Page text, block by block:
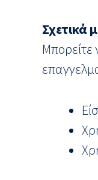
Σχετικά
Μπορείτε